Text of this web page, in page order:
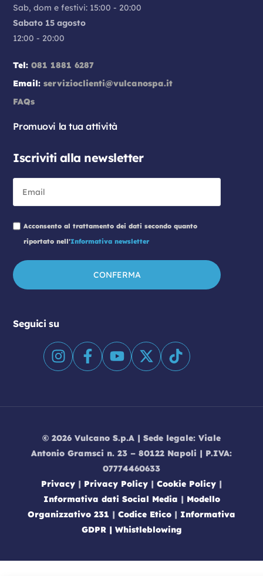
Sab, dom e festivi: 15:00 - 20:00
Sabato 15 agosto
12:00 - 20:00
Tel: 081 1881 6287
Email: servizioclienti@vulcanospa.it
FAQs
Promuovi la tua attività
Iscriviti alla newsletter
Acconsento al trattamento dei dati secondo quanto
riportato nell'Informativa newsletter
Seguici su
© 2026 Vulcano S.p.A | Sede legale: Viale
Antonio Gramsci n. 23 – 80122 Napoli | P.IVA:
07774460633
Privacy | Privacy Policy | Cookie Policy |
Informativa dati Social Media | Modello
Organizzativo 231 | Codice Etico | Informativa
GDPR | Whistleblowing